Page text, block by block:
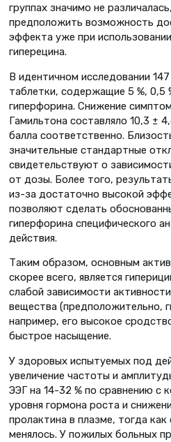
группах значимо не
предположить возможность
эффекта уже при
гиперецина.
В идентичном исследовании
таблетки, содержащие 5 %, 0,5
гиперфорина. Снижение
Гамильтона составляло 10,3 ±
балла соответственно.
значительные стандартные
свидетельствуют о
от дозы. Более того,
из-за достаточно высокой
позволяют сделать
гиперфорина специфического
действия.
Таким образом, основным
скорее всего, является
слабой зависимости
вещества (предположительно,
например, его высокое
быстрое насыщение.
У здоровых испытуемых под
увеличение частоты и
ЭЭГ на 14-32 % по сравнению с
уровня гормона роста и
пролактина в плазме, тогда
менялось. У пожилых больных